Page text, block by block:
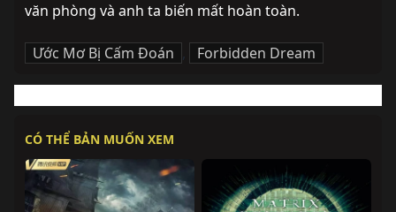
văn phòng và anh ta biến mất hoàn toàn.
Ước Mơ Bị Cấm Đoán , Forbidden Dream
CÓ THỂ BẢN MUỐN XEM